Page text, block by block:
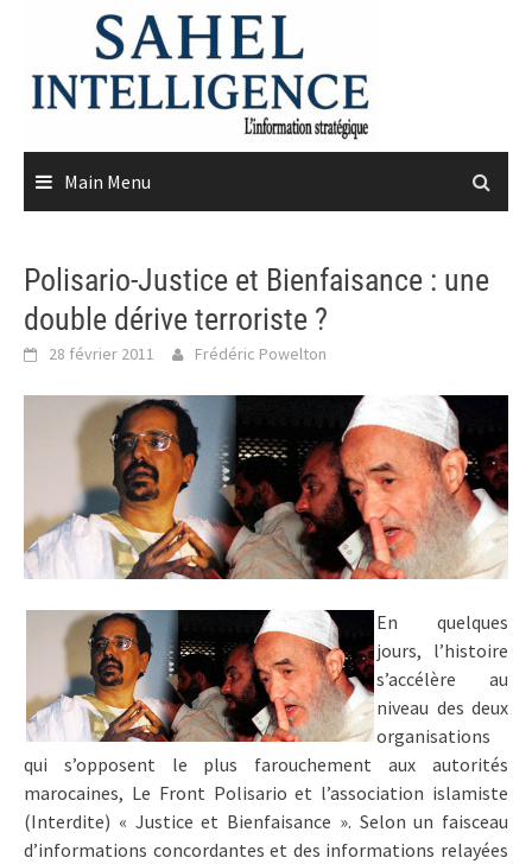
content
Main Menu
Polisario-Justice et Bienfaisance : une
double dérive terroriste ?
28 février 2011 Frédéric Powelton
En quelques
jours, l’histoire
s’accélère au
niveau des deux
organisations
qui s’opposent le plus farouchement aux autorités
marocaines, Le Front Polisario et l’association islamiste
(Interdite) « Justice et Bienfaisance ». Selon un faisceau
d’informations concordantes et des informations relayées